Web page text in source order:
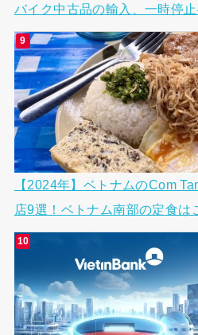
バイク中古品の輸入、一時停
【2024年】ベトナムのCom
店9選！ベトナム南部の定食は